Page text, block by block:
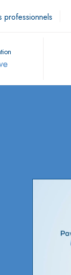
professionnels